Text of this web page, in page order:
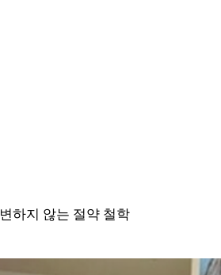
변하지 않는 절약 철학